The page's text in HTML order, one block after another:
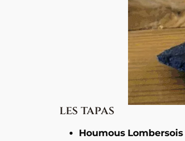
les tapas
Houmous Lombersois